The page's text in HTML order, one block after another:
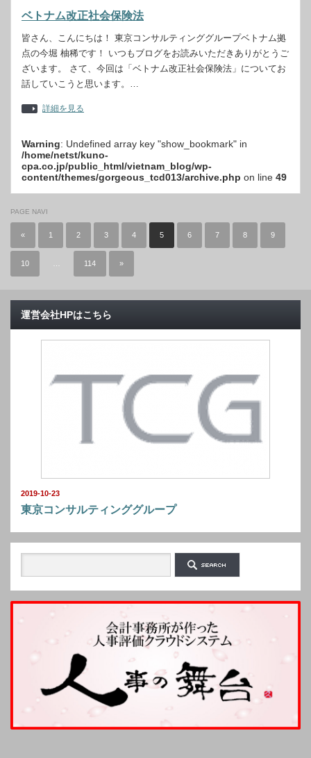
ベトナム改正社会保険法
皆さん、こんにちは！ 東京コンサルティンググループベトナム拠
点の今堀 柚稀です！ いつもブログをお読みいただきありがとうご
ざいます。 さて、今回は「ベトナム改正社会保険法」についてお
話していこうと思います。…
詳細を見る
Warning: Undefined array key "show_bookmark" in
/home/netst/kuno-
cpa.co.jp/public_html/vietnam_blog/wp-
content/themes/gorgeous_tcd013/archive.php on line 49
PAGE NAVI
« 1 2 3 4 5 6 7 8 9
10 114 »
運営会社HPはこちら
2019-10-23
東京コンサルティンググループ